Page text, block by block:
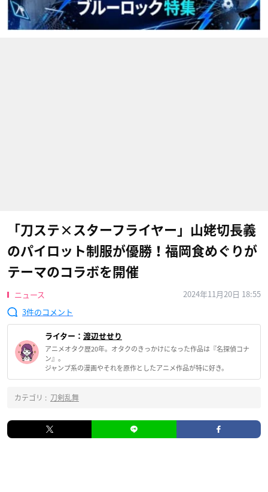
「刀ステ×スターフライヤー」山姥切長義
のパイロット制服が優勝！福岡食めぐりが
テーマのコラボを開催
ニュース
2024年11月20日 18:55
3
ライター： 渡辺せせり
アニメオタク歴20年。オタクのきっかけになった作品は『名探偵コナ
ン』。
ジャンプ系の漫画やそれを原作としたアニメ作品が特に好き。
カテゴリ : 刀剣乱舞